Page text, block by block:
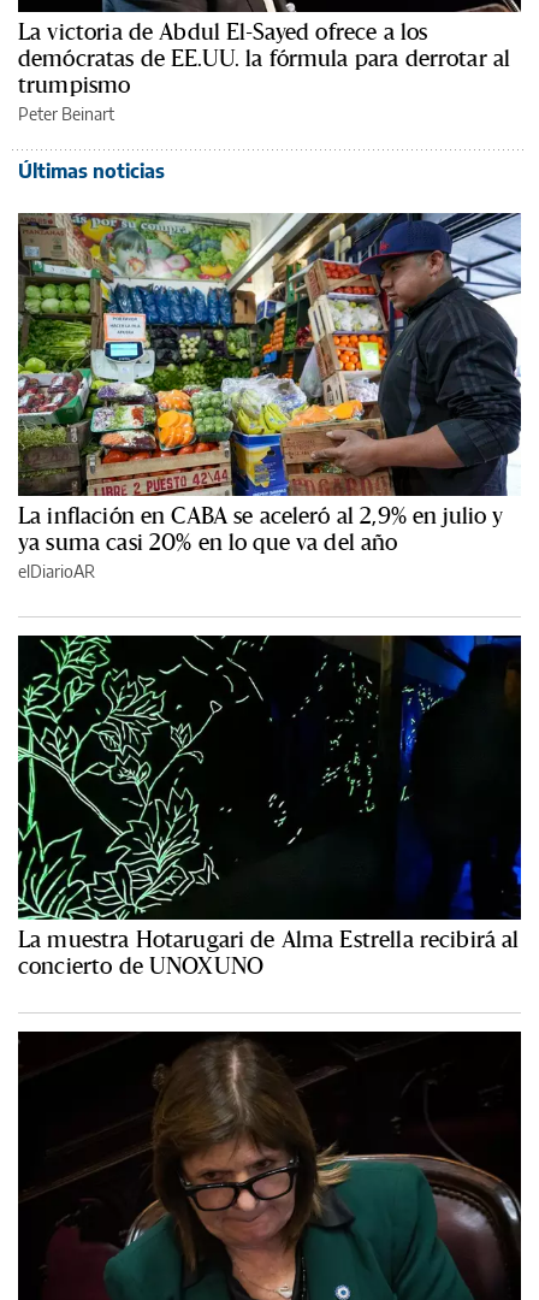
La victoria de Abdul El-Sayed ofrece a los
demócratas de EE.UU. la fórmula para derrotar al
trumpismo
Peter Beinart
Últimas noticias
La inflación en CABA se aceleró al 2,9% en julio y
ya suma casi 20% en lo que va del año
elDiarioAR
La muestra Hotarugari de Alma Estrella recibirá al
concierto de UNOXUNO